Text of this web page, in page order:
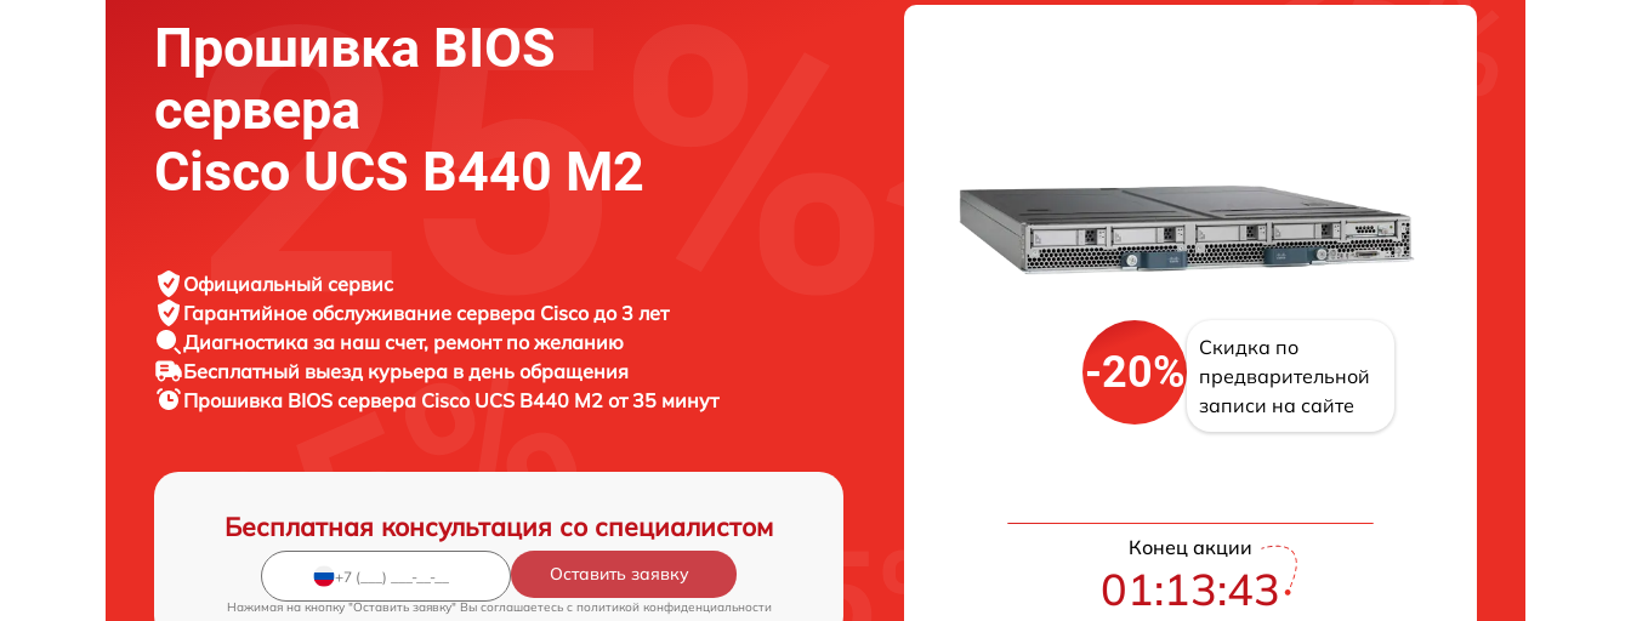
Прошивка BIOS
сервера
Cisco UCS B440 M2
Официальный сервис
Гарантийное обслуживание сервера Cisco до 3 лет
Диагностика за наш счет, ремонт по желанию
Бесплатный выезд курьера в день обращения
Прошивка BIOS сервера Cisco UCS B440 M2 от 35 минут
Бесплатная консультация со специалистом
Оставить заявку
Нажимая на кнопку "Оставить заявку" Вы соглашаетесь c политикой конфиденциальности
-20%
Скидка по
предварительной
записи на сайте
Конец акции
01:13:42